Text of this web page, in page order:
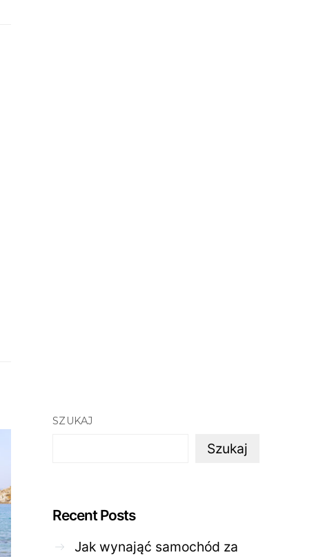
SZUKAJ
Szukaj
Recent Posts
Jak wynająć samochód za